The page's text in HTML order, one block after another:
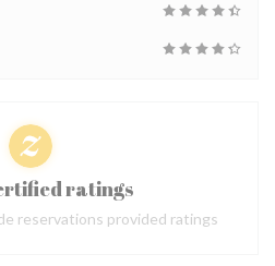
ratings
reservations provided ratings